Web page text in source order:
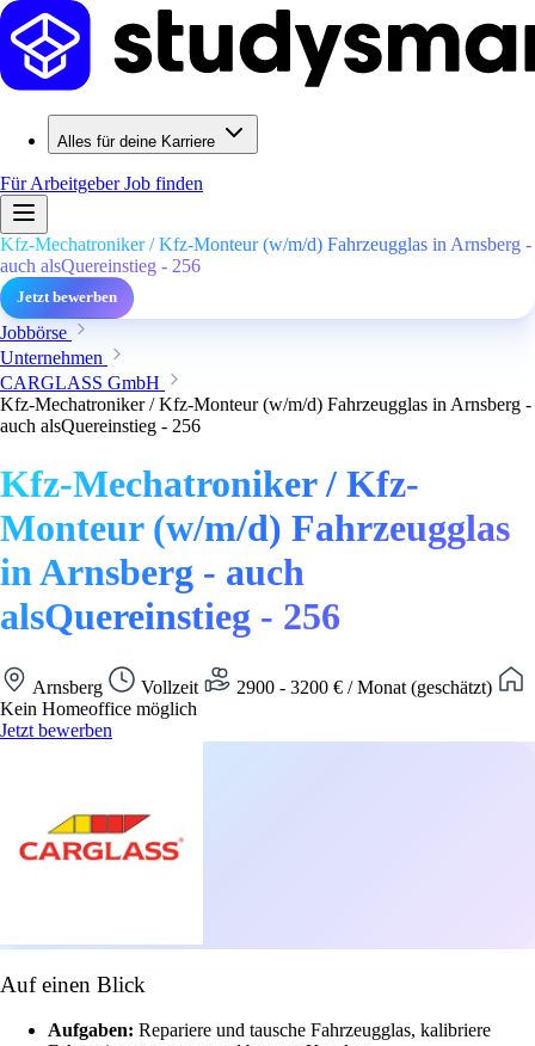
Alles für deine Karriere
Für ArbeitgeberJob finden
Kfz-Mechatroniker / Kfz-Monteur (w/m/d) Fahrzeugglas in Arnsberg -
auch alsQuereinstieg - 256
Jetzt bewerben
Jobbörse
Unternehmen
CARGLASS GmbH
Kfz-Mechatroniker / Kfz-Monteur (w/m/d) Fahrzeugglas in Arnsberg -
auch alsQuereinstieg - 256
Kfz-Mechatroniker / Kfz-
Monteur (w/m/d) Fahrzeugglas
in Arnsberg - auch
alsQuereinstieg - 256
Arnsberg Vollzeit
2900 - 3200 € / Monat (geschätzt)
Kein Homeoffice möglich
Jetzt bewerben
Auf einen Blick
Aufgaben: Repariere und tausche Fahrzeugglas, kalibriere